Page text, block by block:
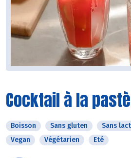
Cocktail à la
Boisson Sans gluten Sans
Vegan
Végétarien Eté